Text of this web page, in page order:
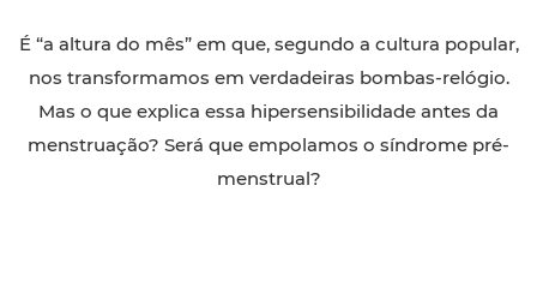
É “a altura do mês” em que, segundo a cultura popular,
nos transformamos em verdadeiras bombas-relógio.
Mas o que explica essa hipersensibilidade antes da
menstruação? Será que empolamos o síndrome pré-
menstrual?